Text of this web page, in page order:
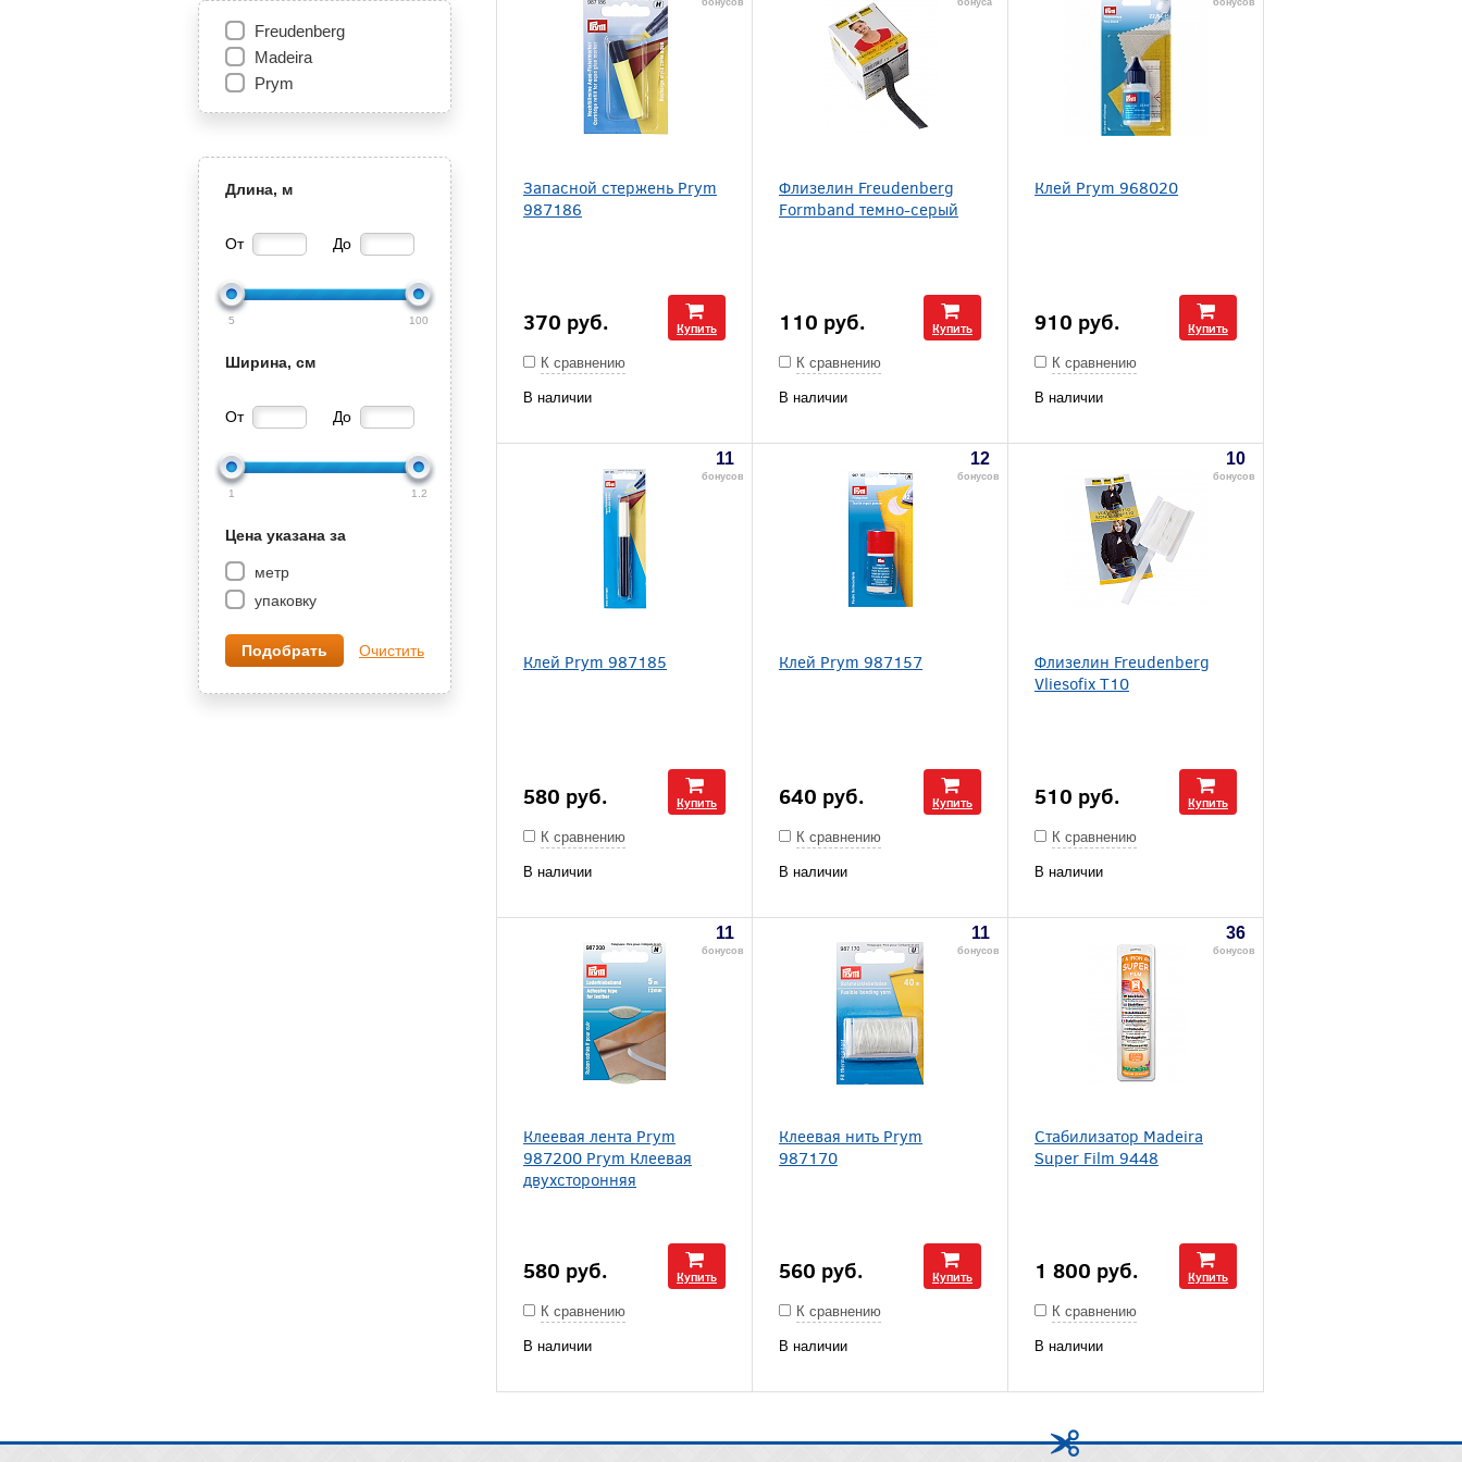
Freudenberg
Madeira
Prym
Длина, м
От До
5 100
Ширина, см
От До
1 1.2
Цена указана за
метр
упаковку
Очистить
бонусов
Запасной стержень Prym
987186
370 руб. Купить
К сравнению
В наличии
бонуса
Флизелин Freudenberg
Formband темно-серый
110 руб. Купить
К сравнению
В наличии
бонусов
Клей Prym 968020
910 руб. Купить
К сравнению
В наличии
11
бонусов
Клей Prym 987185
580 руб. Купить
К сравнению
В наличии
12
бонусов
Клей Prym 987157
640 руб. Купить
К сравнению
В наличии
10
бонусов
Флизелин Freudenberg
Vliesofix T10
510 руб. Купить
К сравнению
В наличии
11
бонусов
Клеевая лента Prym
987200 Prym Клеевая
двухсторонняя
580 руб. Купить
К сравнению
В наличии
11
бонусов
Клеевая нить Prym
987170
560 руб. Купить
К сравнению
В наличии
36
бонусов
Стабилизатор Madeira
Super Film 9448
1 800 руб. Купить
К сравнению
В наличии